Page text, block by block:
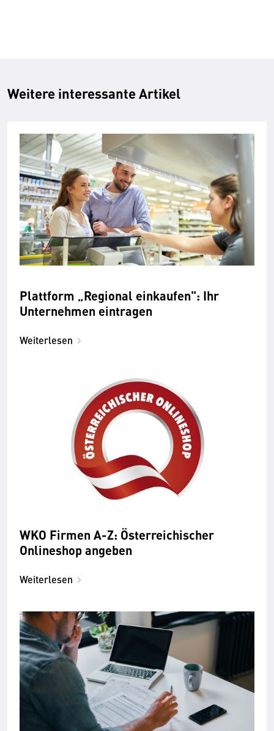
Weitere interessante Artikel
Plattform „Regional einkaufen": Ihr
Unternehmen eintragen
Weiterlesen
WKO Firmen A-Z: Österreichischer
Onlineshop angeben
Weiterlesen